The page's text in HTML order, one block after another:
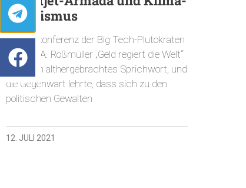
Aktivismus
Geheimkonferenz der Big Tech-Plutokraten
Sascha A. Roßmüller „Geld regiert die Welt“
lautet ein althergebrachtes Sprichwort, und
die Gegenwart lehrte, dass sich zu den
politischen Gewalten
12. JULI 2021